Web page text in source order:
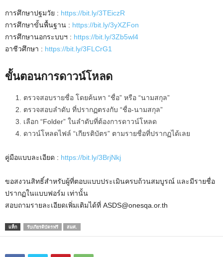
การศึกษาปฐมวัย : https://bit.ly/3TEiczR
การศึกษาขั้นพื้นฐาน : https://bit.ly/3yXZFon
การศึกษานอกระบบฯ : https://bit.ly/3Zb5wl4
อาชีวศึกษา : https://bit.ly/3FLCrG1
ขั้นตอนการดาวน์โหลด
ตรวจสอบรายชื่อ โดยค้นหา “ชื่อ” หรือ “นามสกุล”
ตรวจสอบลำดับ ที่ปรากฏตรงกับ “ชื่อ-นามสกุล”
เลือก “Folder” ในลำดับที่ต้องการดาวน์โหลด
ดาวน์โหลดไฟล์ “เกียรติบัตร” ตามรายชื่อที่ปรากฏได้เลย
คู่มือแบบละเอียด : https://bit.ly/3BrjNkj
ขอสงวนสิทธิ์สำหรับผู้ที่ตอบแบบประเมินครบถ้วนสมบูรณ์ และมีรายชื่อ
ปรากฏในแบบฟอร์ม เท่านั้น
สอบถามรายละเอียดเพิ่มเติมได้ที่ ASDS@onesqa.or.th
แท็ก รับเกียรติบัตรฟรี สมศ.